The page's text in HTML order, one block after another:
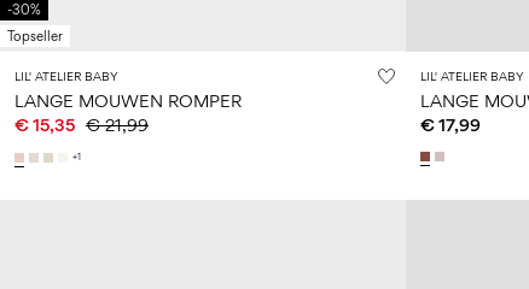
-30%
Topseller
LIL' ATELIER BABY
LANGE MOUWEN ROMPER
€ 15,35 € 21,99
+1
LIL' ATELIER BABY
LANGE
€ 17,99